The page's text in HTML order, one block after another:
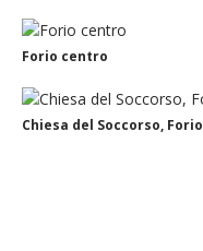
Forio centro
Chiesa del Soccorso, Forio